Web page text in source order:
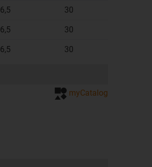
6,5 30
6,5 30
6,5 30
myCatalog